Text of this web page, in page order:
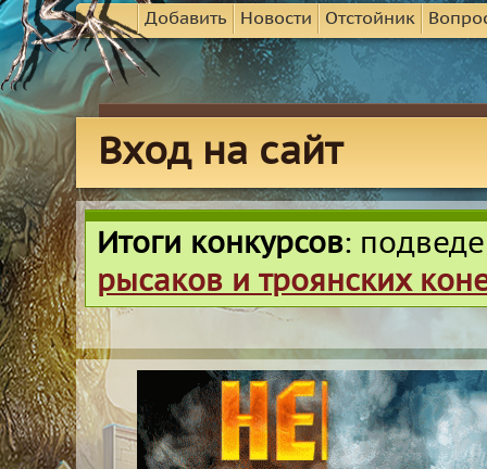
Добавить Новости Отстойник
Вход на сайт
Итоги конкурсов:
рысаков и троянских